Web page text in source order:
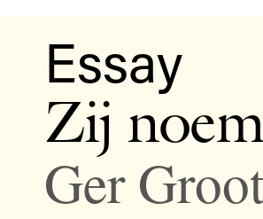
Essay
Zij
Ger